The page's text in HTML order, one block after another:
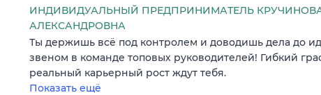
ИНДИВИДУАЛЬНЫЙ ПРЕДПРИНИМАТЕЛЬ
АЛЕКСАНДРОВНА
Ты держишь всё под контролем и доводишь дела до
звеном в команде топовых руководителей! Гибкий
реальный карьерный рост ждут тебя.
Показать ещё